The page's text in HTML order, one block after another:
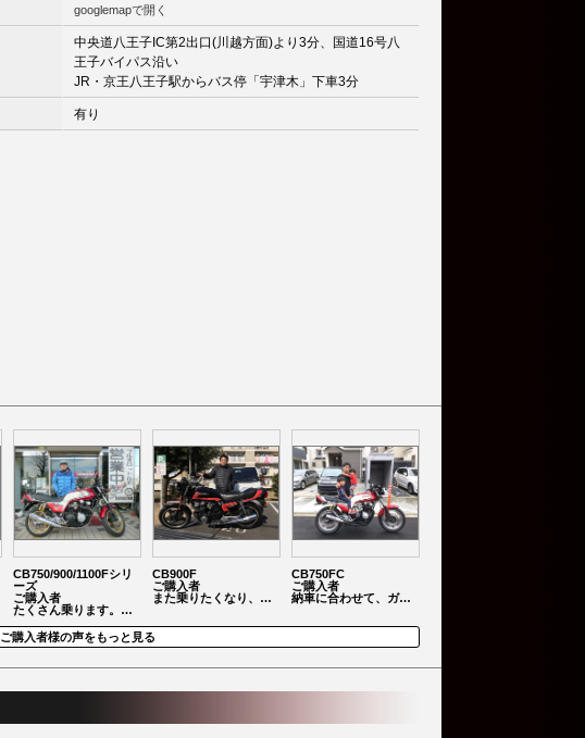
googlemapで開く
中央道八王子IC第2出口(川越方面)より3分、国道16号八
王子バイパス沿い
JR・京王八王子駅からバス停「宇津木」下車3分
有り
CB750/900/1100Fシリ
ーズ
ご購入者
たくさん乗ります。…
CB900F
ご購入者
また乗りたくなり、…
CB750FC
ご購入者
納車に合わせて、ガ…
ご購入者様の声をもっと見る